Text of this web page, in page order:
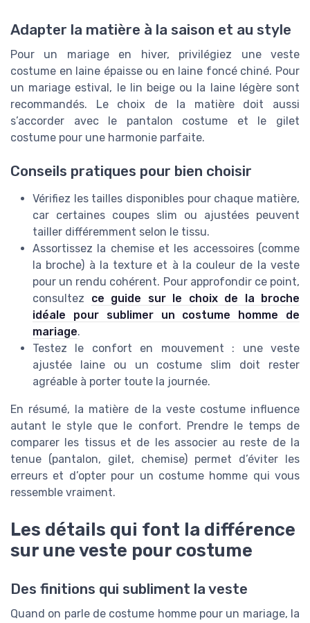
Adapter la matière à la saison et au style
Pour un mariage en hiver, privilégiez une veste
costume en laine épaisse ou en laine foncé chiné. Pour
un mariage estival, le lin beige ou la laine légère sont
recommandés. Le choix de la matière doit aussi
s’accorder avec le pantalon costume et le gilet
costume pour une harmonie parfaite.
Conseils pratiques pour bien choisir
Vérifiez les tailles disponibles pour chaque matière,
car certaines coupes slim ou ajustées peuvent
tailler différemment selon le tissu.
Assortissez la chemise et les accessoires (comme
la broche) à la texture et à la couleur de la veste
pour un rendu cohérent. Pour approfondir ce point,
consultez ce guide sur le choix de la broche
idéale pour sublimer un costume homme de
mariage.
Testez le confort en mouvement : une veste
ajustée laine ou un costume slim doit rester
agréable à porter toute la journée.
En résumé, la matière de la veste costume influence
autant le style que le confort. Prendre le temps de
comparer les tissus et de les associer au reste de la
tenue (pantalon, gilet, chemise) permet d’éviter les
erreurs et d’opter pour un costume homme qui vous
ressemble vraiment.
Les détails qui font la différence
sur une veste pour costume
Des finitions qui subliment la veste
Quand on parle de costume homme pour un mariage, la